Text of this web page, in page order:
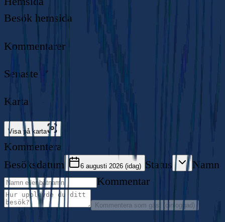
Besök hemsida
Kommentarer
Senaste
Karta
Visa på karta
Kommentera
Besöksdatum
6 augusti 2026 (idag) Status
Namn
Kommentar
Kommentera som gäst (oinloggad)